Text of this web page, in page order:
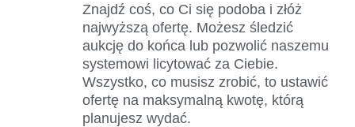
Znajdź coś, co Ci się podoba i złóż
najwyższą ofertę. Możesz śledzić
aukcję do końca lub pozwolić naszemu
systemowi licytować za Ciebie.
Wszystko, co musisz zrobić, to ustawić
ofertę na maksymalną kwotę, którą
planujesz wydać.